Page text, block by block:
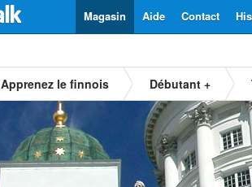
Contact
Aide
Magasin
Apprenez le finnois Débutant +